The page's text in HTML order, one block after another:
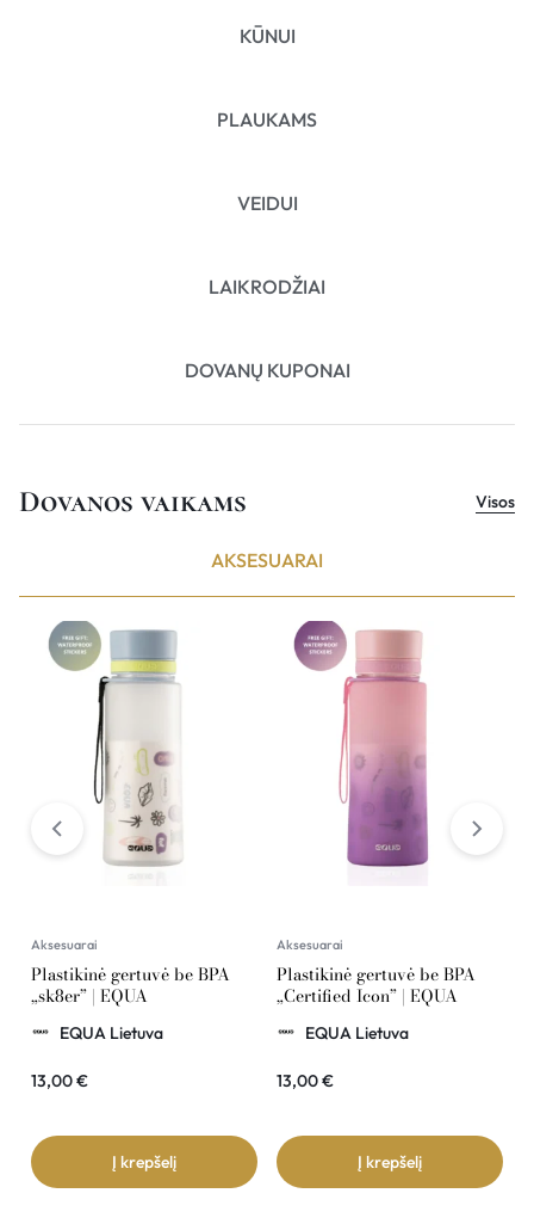
KŪNUI
PLAUKAMS
VEIDUI
LAIKRODŽIAI
DOVANŲ KUPONAI
Dovanos vaikams Visos
AKSESUARAI
Aksesuarai
Plastikinė gertuvė be BPA
„sk8er” | EQUA
EQUA Lietuva
13,00€
Į krepšelį
Aksesuarai
Plastikinė gertuvė be BPA
„Certified Icon” | EQUA
EQUA Lietuva
13,00€
Į krepšelį